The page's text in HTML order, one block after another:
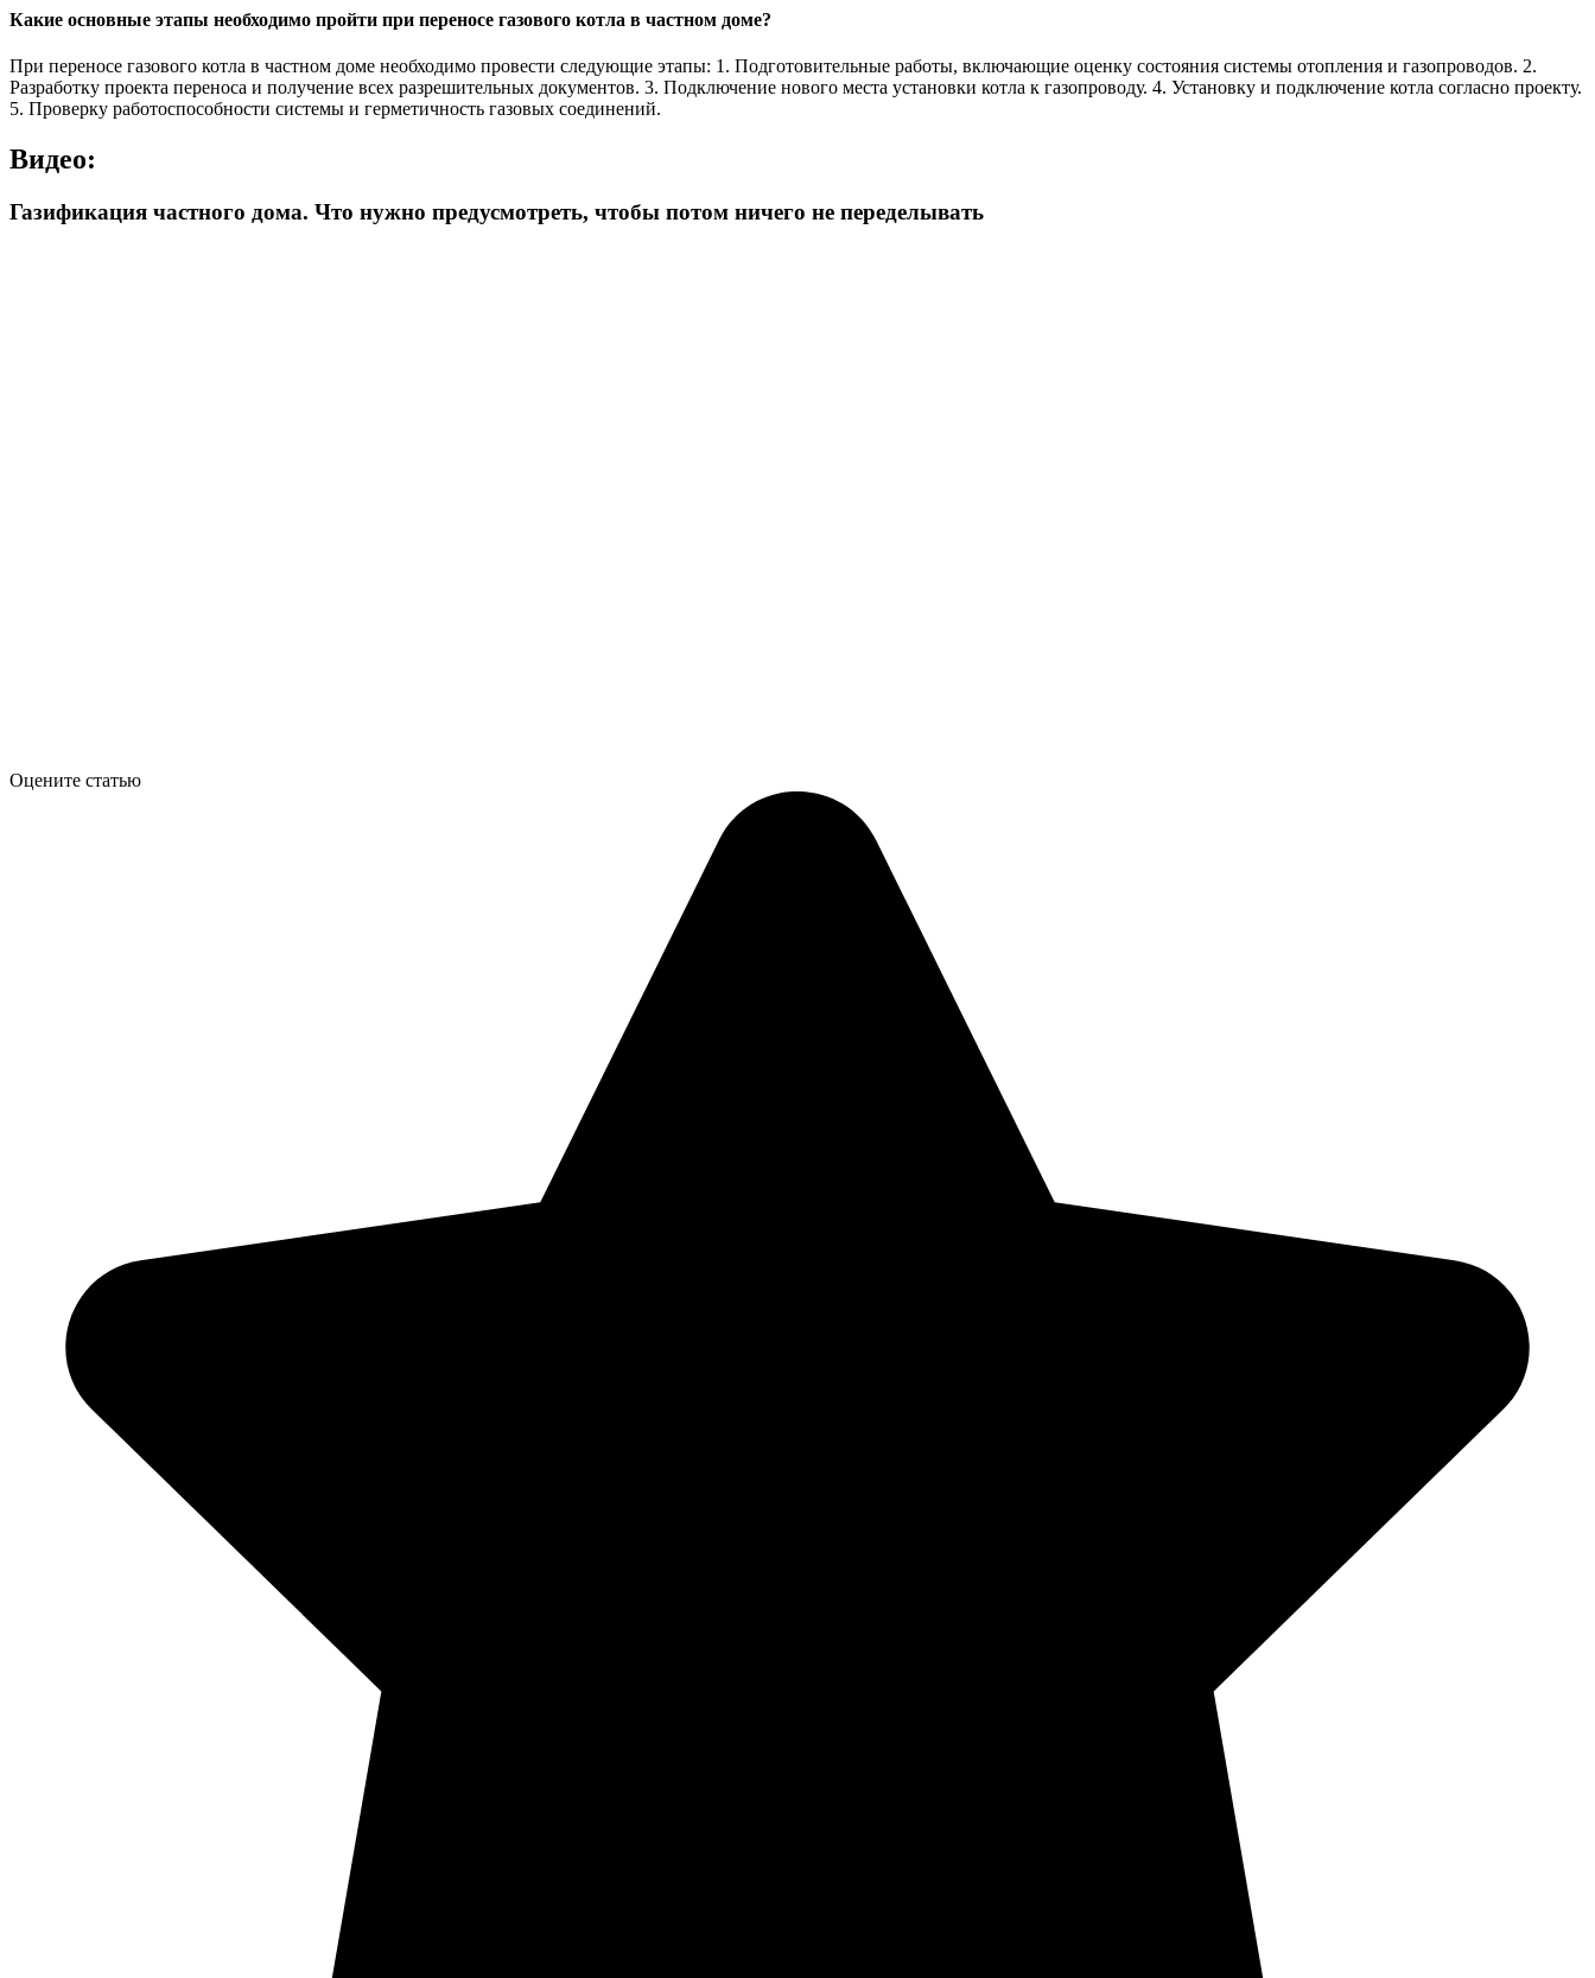
Какие основные этапы необходимо пройти при переносе газового котла в частном доме?
При переносе газового котла в частном доме необходимо провести следующие этапы: 1. Подготовительные работы, включающие оценку состояния системы отопления и газопроводов. 2.
Разработку проекта переноса и получение всех разрешительных документов. 3. Подключение нового места установки котла к газопроводу. 4. Установку и подключение котла согласно проекту.
5. Проверку работоспособности системы и герметичность газовых соединений.
Видео:
Газификация частного дома. Что нужно предусмотреть, чтобы потом ничего не переделывать
Оцените статью